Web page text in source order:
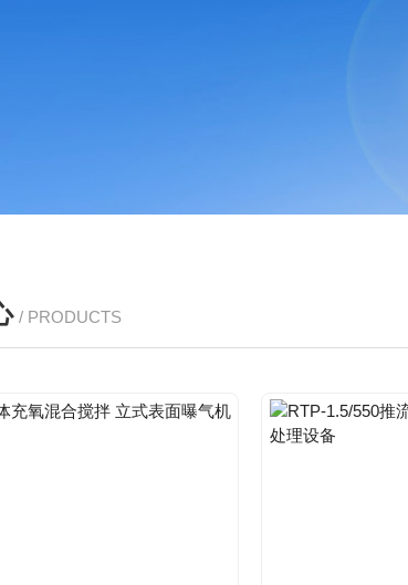
/ PRODUCTS